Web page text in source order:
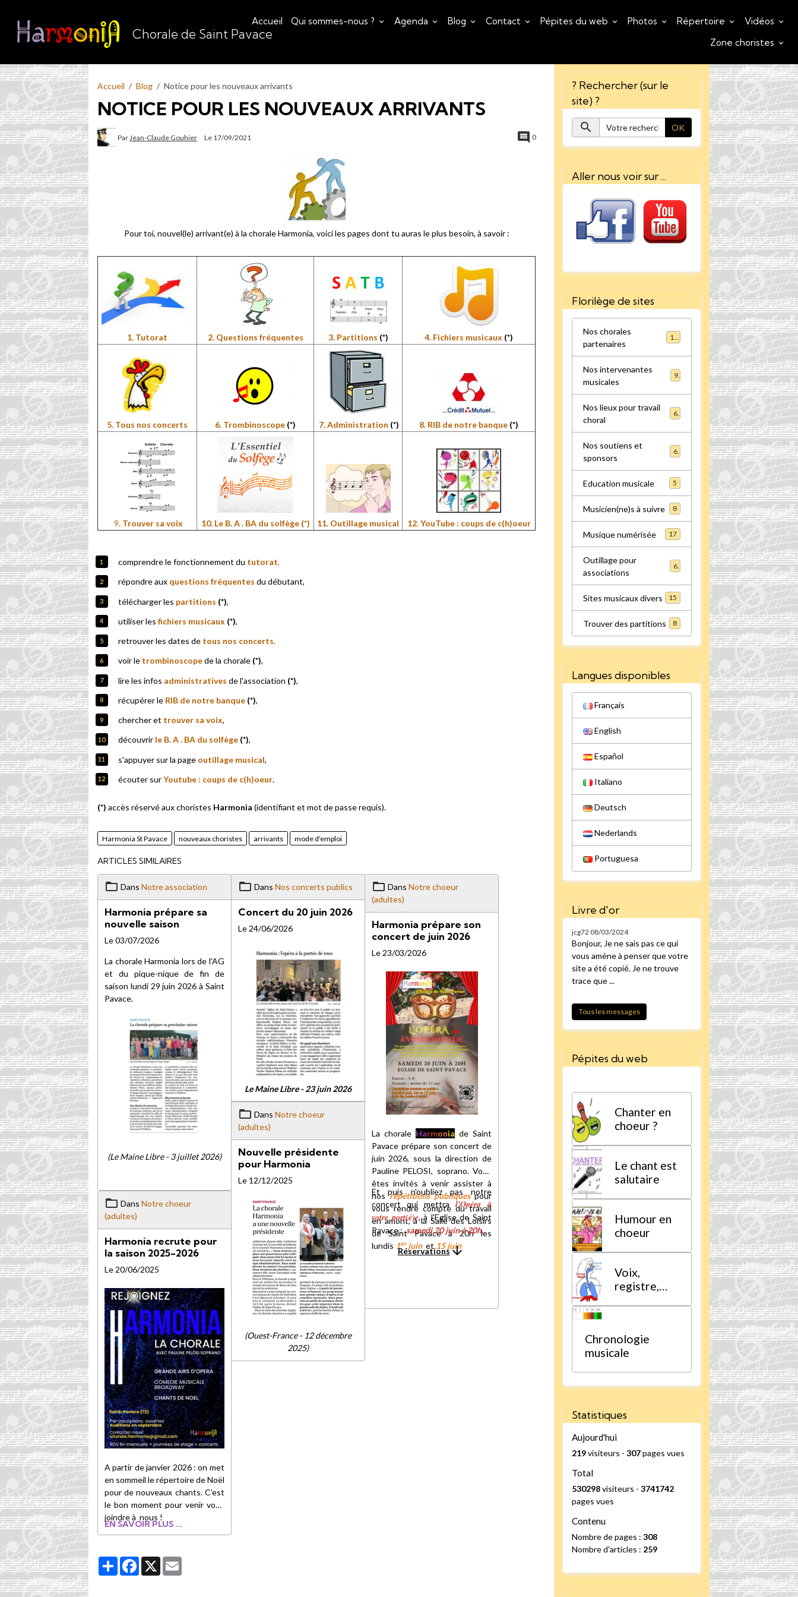
Chorale de Saint Pavace
Accueil Qui sommes-nous ? Agenda Blog Contact Pépites du web Photos Répertoire
Vidéos
Zone choristes
Accueil Blog Notice pour les nouveaux arrivants
NOTICE POUR LES NOUVEAUX ARRIVANTS
Par Jean-Claude Gouhier Le 17/09/2021 0
Pour toi, nouvel(le) arrivant(e) à la chorale Harmonia, voici les pages dont tu auras le plus besoin, à savoir :
1. Tutorat 2. Questions fréquentes 3. Partitions (*) 4. Fichiers musicaux (*)
5. Tous nos concerts 6. Trombinoscope (*) 7. Administration (*) 8. RIB de notre banque (*)
9. Trouver sa voix 10. Le B. A . BA du solfège(*) 11. Outillage musical 12. YouTube : coups de c(h)oeur
comprendre le fonctionnement du tutorat,
répondre aux questions fréquentes du débutant,
télécharger les partitions (*),
utiliser les fichiers musicaux (*),
retrouver les dates de tous nos concerts,
voir le trombinoscope de la chorale (*),
lire les infos administratives de l'association (*),
récupérer le RIB de notre banque (*),
chercher et trouver sa voix,
découvrir le B. A . BA du solfège (*),
s'appuyer sur la page outillage musical,
écouter surYoutube : coups de c(h)oeur.
(*) accès réservé aux choristes Harmonia (identifiant et mot de passe requis).
Harmonia St Pavace nouveaux choristes arrivants mode d'emploi
ARTICLES SIMILAIRES
Dans Notre association
Harmonia prépare sa
nouvelle saison
Le 03/07/2026
La chorale Harmonia lors de l'AG
et du pique-nique de fin de
saison lundi 29 juin 2026 à Saint
Pavace.
(Le Maine Libre - 3 juillet 2026)
Dans Nos concerts publics
Concert du 20 juin 2026
Le 24/06/2026
Le Maine Libre - 23 juin 2026
Dans Notre choeur
(adultes)
Harmonia prépare son
concert de juin 2026
Le 23/03/2026
La chorale Harmonia de Saint
Pavace prépare son concert de
juin 2026, sous la direction de
Pauline PELOSI, soprano. Vous
êtes invités à venir assister à
nosrépétitions publiquespour
vous rendre compte du travail
en amont, à la Salle des Loisirs
de Saint Pavace à 20h les
lundis 1erjuin et15 juin
Et puis n'oubliez pas notre
concert qui mettra l'Opéra à
votre port(é)e, à l'Eglise de Saint
Pavace :samedi 20 juin à 20h.
Réservations
Dans Notre choeur
(adultes)
Nouvelle présidente
pour Harmonia
Le 12/12/2025
(Ouest-France - 12 décembre
2025)
Dans Notre choeur
(adultes)
Harmonia recrute pour
la saison 2025-2026
Le 20/06/2025
A partir de janvier 2026 : on met
en sommeil le répertoire de Noël
pour de nouveaux chants. C'est
le bon moment pour venir vous
joindre à nous !
EN SAVOIR PLUS ...
PartagerFacebook
X
? Rechercher (sur le
site) ?
OK
Aller nous voir sur ...
Florilège de sites
Nos chorales
partenaires
Nos intervenantes
musicales
9
Nos lieux pour travail
choral
Nos soutiens et
sponsors
6
Education musicale 5
Musicien(ne)s à suivre 8
Musique numérisée 17
Outillage pour
associations
Sites musicaux divers 15
Trouver des partitions 8
Langues disponibles
Français
English
Español
Italiano
Deutsch
Nederlands
Portuguesa
Livre d'or
jcg72 08/03/2024
Bonjour, Je ne sais pas ce qui
vous amène à penser que votre
site a été copié. Je ne trouve
trace que ...
Tous les messages
Pépites du web
Chanter en
choeur ?
Le chant est
salutaire
Humour en
choeur
Voix,
registre,
Chronologie
musicale
Statistiques
Aujourd'hui
219visiteurs -307pages vues
Total
530298visiteurs -3741742
pages vues
Contenu
Nombre de pages :308
Nombre d'articles : 259